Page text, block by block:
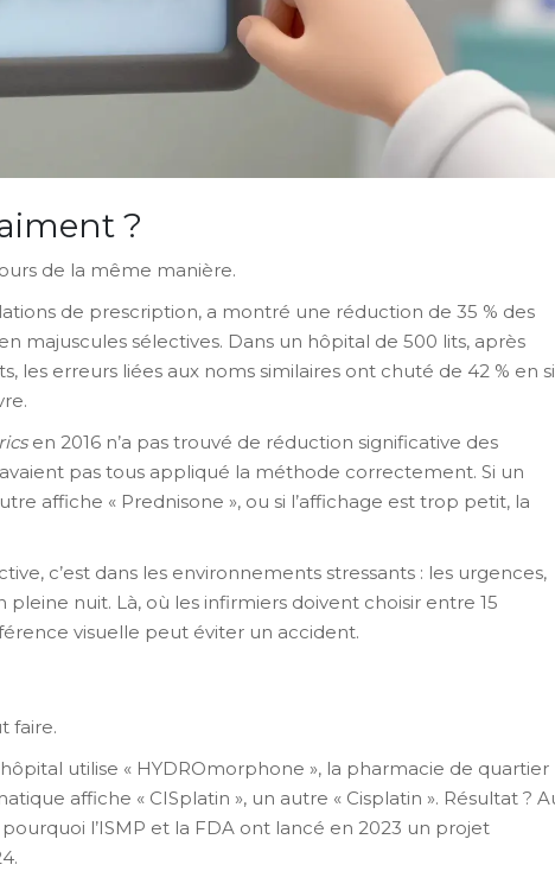
?
de la même manière.
de prescription, a montré une réduction de 35 % des
majuscules sélectives. Dans un hôpital de 500 lits, après
les erreurs liées aux noms similaires ont chuté de 42 % en
en 2016 n’a pas trouvé de réduction significative des
pas tous appliqué la méthode correctement. Si un
affiche « Prednisone », ou si l’affichage est trop petit, la
c’est dans les environnements stressants : les urgences,
pleine nuit. Là, où les infirmiers doivent choisir entre 15
visuelle peut éviter un accident.
faire.
utilise « HYDROmorphone », la pharmacie de quartier
affiche « CISplatin », un autre « Cisplatin ». Résultat ?
l’ISMP et la FDA ont lancé en 2023 un projet